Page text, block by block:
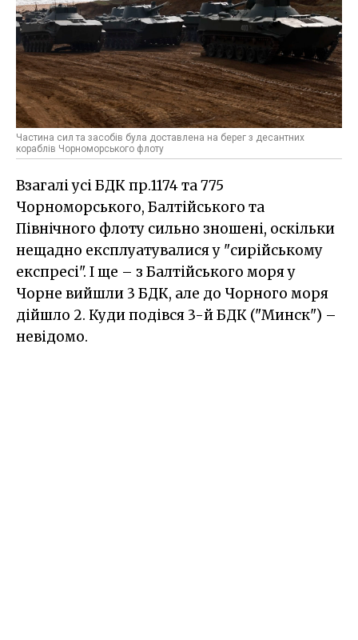
Частина сил та засобів була доставлена на берег з десантних
кораблів Чорноморського флоту
Взагалі усі БДК пр.1174 та 775
Чорноморського, Балтійського та
Північного флоту сильно зношені, оскільки
нещадно експлуатувалися у "сирійському
експресі". І ще – з Балтійського моря у
Чорне вийшли 3 БДК, але до Чорного моря
дійшло 2. Куди подівся 3-й БДК ("Минск") –
невідомо.